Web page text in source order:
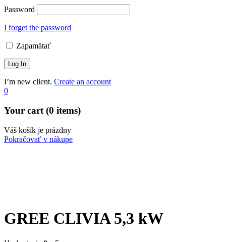
Password
I forget the password
Zapamätať
I’m new client. Create an account
0
Your cart (0 items)
Váš košík je prázdny
Pokračovať v nákupe
GREE CLIVIA 5,3 kW